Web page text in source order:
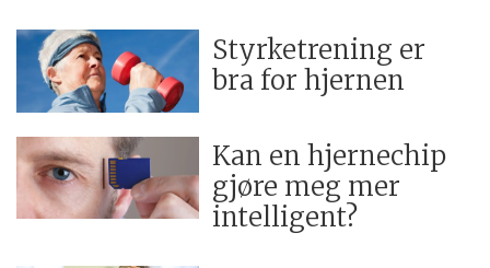
Styrketrening er
bra for hjernen
Kan en hjernechip
gjøre meg mer
intelligent?